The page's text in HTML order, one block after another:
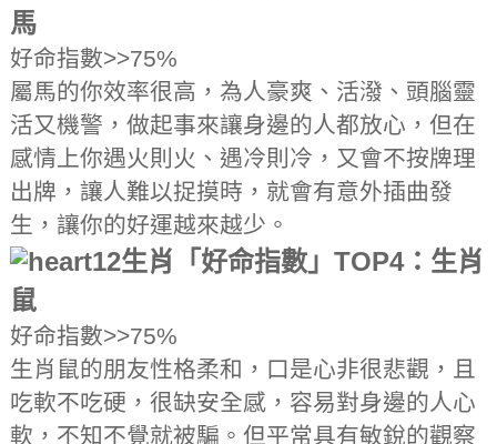
馬
好命指數>>75%
屬馬的你效率很高，為人豪爽、活潑、頭腦靈
活又機警，做起事來讓身邊的人都放心，但在
感情上你遇火則火、遇冷則冷，又會不按牌理
出牌，讓人難以捉摸時，就會有意外插曲發
生，讓你的好運越來越少。
12生肖「好命指數」TOP4：生肖
鼠
好命指數>>75%
生肖鼠的朋友性格柔和，口是心非很悲觀，且
吃軟不吃硬，很缺安全感，容易對身邊的人心
軟，不知不覺就被騙。但平常具有敏銳的觀察